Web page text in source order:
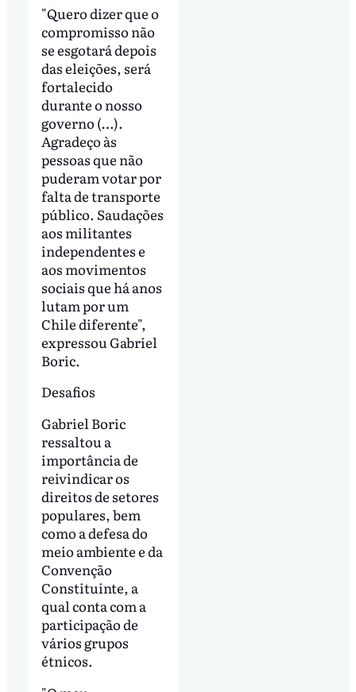
"Quero dizer que o
compromisso não
se esgotará depois
das eleições, será
fortalecido
durante o nosso
governo (…).
Agradeço às
pessoas que não
puderam votar por
falta de transporte
público. Saudações
aos militantes
independentes e
aos movimentos
sociais que há anos
lutam por um
Chile diferente",
expressou Gabriel
Boric.
Desafios
Gabriel Boric
ressaltou a
importância de
reivindicar os
direitos de setores
populares, bem
como a defesa do
meio ambiente e da
Convenção
Constituinte, a
qual conta com a
participação de
vários grupos
étnicos.